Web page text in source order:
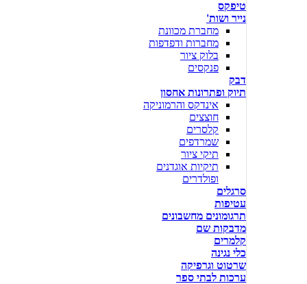
טיפקס
נייר ושות'
מחברת מכוונת
מחברות ודפדפות
בלוק ציור
פנקסים
דבק
תיוק ופתרונות אחסון
אינדקס והרמוניקה
חוצצים
קלסרים
שמרדפים
תיקי ציור
תיקיות אוגדנים
ופולדרים
סרגלים
עטיפות
תרגומונים מחשבונים
מדבקות שם
קלמרים
כלי נגינה
שרטוט וגרפיקה
ערכות לבתי ספר